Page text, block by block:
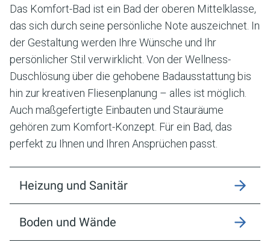
Das Komfort-Bad ist ein Bad der oberen Mittelklasse,
das sich durch seine persönliche Note auszeichnet. In
der Gestaltung werden Ihre Wünsche und Ihr
persönlicher Stil verwirklicht. Von der Wellness-
Duschlösung über die gehobene Badausstattung bis
hin zur kreativen Fliesenplanung – alles ist möglich.
Auch maßgefertigte Einbauten und Stauräume
gehören zum Komfort-Konzept. Für ein Bad, das
perfekt zu Ihnen und Ihren Ansprüchen passt.
Heizung und Sanitär
Boden und Wände